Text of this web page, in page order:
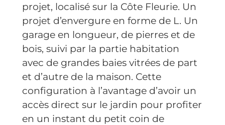
projet, localisé sur la Côte Fleurie. Un
projet d’envergure en forme de L. Un
garage en longueur, de pierres et de
bois, suivi par la partie habitation
avec de grandes baies vitrées de part
et d’autre de la maison. Cette
configuration à l’avantage d’avoir un
accès direct sur le jardin pour profiter
en un instant du petit coin de